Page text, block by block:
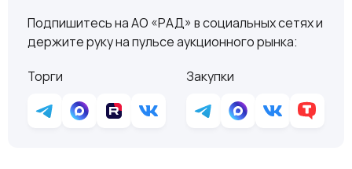
Подпишитесь на АО «РАД» в социальных сетях и
держите руку на пульсе аукционного рынка:
Торги
Закупки